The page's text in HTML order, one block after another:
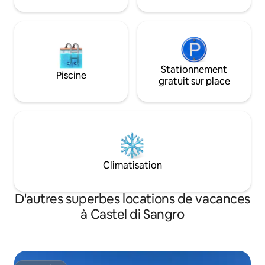
Piscine
Stationnement
gratuit sur place
Climatisation
D'autres superbes locations de vacances
à Castel di Sangro